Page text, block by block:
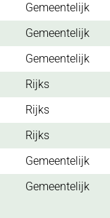
Gemeentelijk
Gemeentelijk
Gemeentelijk
Rijks
Rijks
Rijks
Gemeentelijk
Gemeentelijk